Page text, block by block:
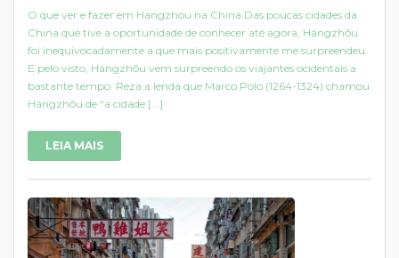
O que ver e fazer em Hangzhou na China Das poucas cidades da
China que tive a oportunidade de conhecer até agora, Hángzhōu
foi inequivocadamente a que mais positivamente me surpreendeu.
E pelo visto, Hángzhōu vem surpreendo os viajantes ocidentais a
bastante tempo. Reza a lenda que Marco Polo (1264-1324) chamou
Hángzhōu de “a cidade [...]
LEIA MAIS